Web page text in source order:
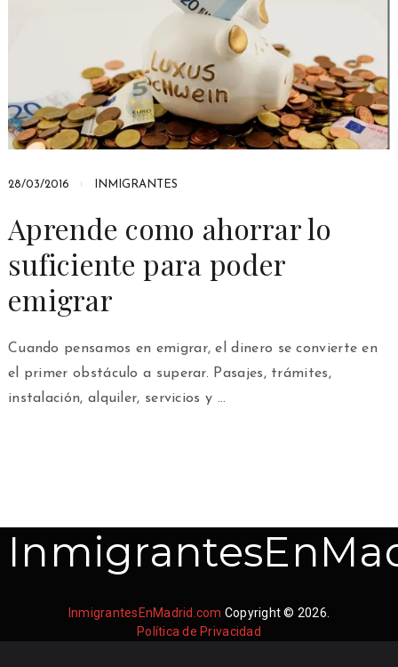
28/03/2016 INMIGRANTES
Aprende como ahorrar lo
suficiente para poder
emigrar
Cuando pensamos en emigrar, el dinero se convierte en
el primer obstáculo a superar. Pasajes, trámites,
instalación, alquiler, servicios y …
InmigrantesEnMadrid.com Copyright © 2026.
Política de Privacidad